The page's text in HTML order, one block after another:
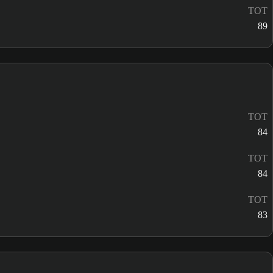
TOT
89
TOT
84
TOT
84
TOT
83